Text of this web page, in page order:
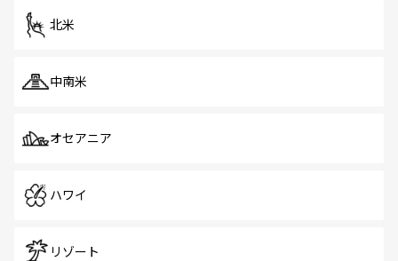
北米
中南米
オセアニア
ハワイ
リゾート